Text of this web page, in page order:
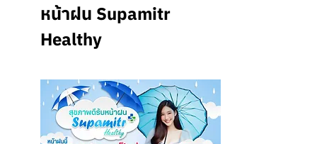
หน้าฝน Supamitr
Healthy